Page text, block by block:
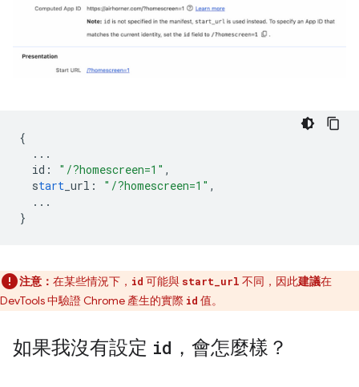
{
...
id : "/?homescreen=1" ,
start _url : "/?homescreen=1" ,
...
}
注意： 在某些情況下， id 可能與 start_url 不同，因此建議在
DevTools 中驗證 Chrome 產生的實際 id 值。
如果我沒有設定 id ，會怎麼樣？